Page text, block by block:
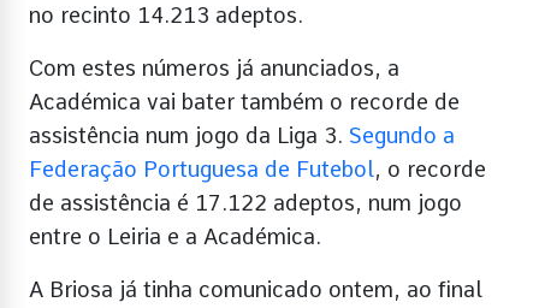
no recinto 14.213 adeptos.
Com estes números já anunciados, a
Académica vai bater também o recorde de
assistência num jogo da Liga 3. Segundo a
Federação Portuguesa de Futebol, o recorde
de assistência é 17.122 adeptos, num jogo
entre o Leiria e a Académica.
A Briosa já tinha comunicado ontem, ao final